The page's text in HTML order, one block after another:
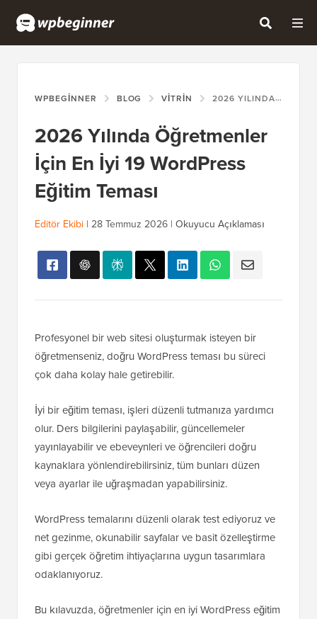
WPBEGINNER BLOG VITRIN 2026 YILINDA ÖĞRETMENLER İÇIN EN İYI 19 WORDPRESS EĞITIM TEMASI
2026 Yılında Öğretmenler
İçin En İyi 19 WordPress
Eğitim Teması
Editör Ekibi | 28 Temmuz 2026 | Okuyucu Açıklaması
Profesyonel bir web sitesi oluşturmak isteyen bir
öğretmenseniz, doğru WordPress teması bu süreci
çok daha kolay hale getirebilir.
İyi bir eğitim teması, işleri düzenli tutmanıza yardımcı
olur. Ders bilgilerini paylaşabilir, güncellemeler
yayınlayabilir ve ebeveynleri ve öğrencileri doğru
kaynaklara yönlendirebilirsiniz, tüm bunları düzen
veya ayarlar ile uğraşmadan yapabilirsiniz.
WordPress temalarını düzenli olarak test ediyoruz ve
net gezinme, okunabilir sayfalar ve basit özelleştirme
gibi gerçek öğretim ihtiyaçlarına uygun tasarımlara
odaklanıyoruz.
Bu kılavuzda, öğretmenler için en iyi WordPress eğitim